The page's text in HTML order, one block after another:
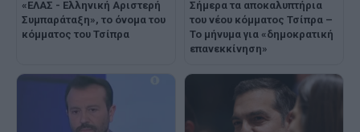
«ΕΛΑΣ - Ελληνική Αριστερή
Συμπαράταξη», το όνομα του
κόμματος του Τσίπρα
Σήμερα τα αποκαλυπτήρια
του νέου κόμματος Τσίπρα –
Το μήνυμα για «δημοκρατική
επανεκκίνηση»